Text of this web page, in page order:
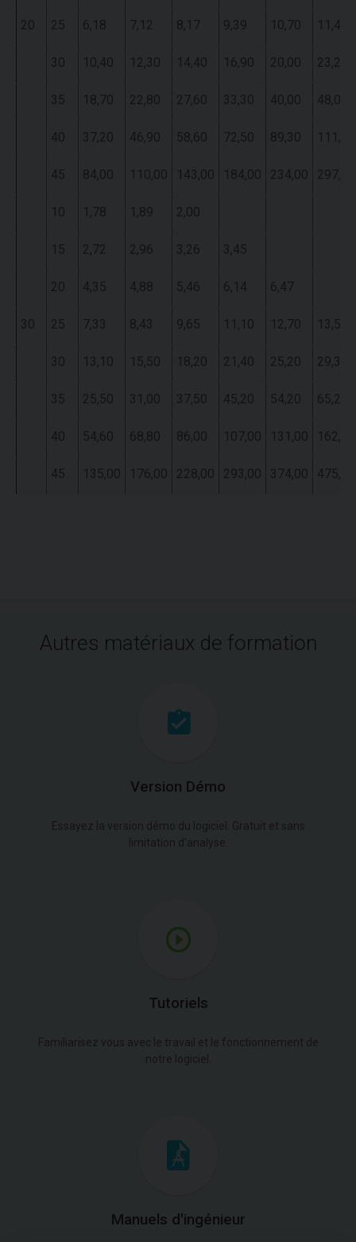
20 25 6,18 7,12 8,17 9,39 10,70 11,40
30 10,40 12,30 14,40 16,90 20,00 23,20
35 18,70 22,80 27,60 33,30 40,00 48,00
40 37,20 46,90 58,60 72,50 89,30 111,00
45 84,00 110,00 143,00 184,00 234,00 297,00
10 1,78 1,89 2,00
15 2,72 2,96 3,26 3,45
20 4,35 4,88 5,46 6,14 6,47
30 25 7,33 8,43 9,65 11,10 12,70 13,50
30 13,10 15,50 18,20 21,40 25,20 29,30
35 25,50 31,00 37,50 45,20 54,20 65,20
40 54,60 68,80 86,00 107,00 131,00 162,00
45 135,00 176,00 228,00 293,00 374,00 475,00
Autres matériaux de formation
Version Démo
Essayez la version démo du logiciel. Gratuit et sans
limitation d'analyse.
Tutoriels
Familiarisez vous avec le travail et le fonctionnement de
notre logiciel.
Manuels d'ingénieur